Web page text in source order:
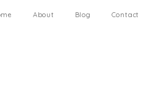
About Blog Contact